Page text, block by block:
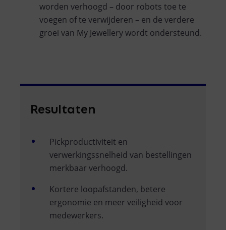
worden verhoogd – door robots toe te
voegen of te verwijderen – en de verdere
groei van My Jewellery wordt ondersteund.
Resultaten
Pickproductiviteit en
verwerkingssnelheid van bestellingen
merkbaar verhoogd.
Kortere loopafstanden, betere
ergonomie en meer veiligheid voor
medewerkers.